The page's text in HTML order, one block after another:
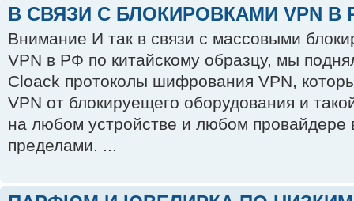
В СВЯЗИ С БЛОКИРОВКАМИ VPN В
Внимание И так в связи с массовыми
VPN в РФ по китайскому образцу, мы
Cloack протоколы шифрования VPN,
VPN от блокируещего оборудования и
на любом устройстве и любом провайдере
пределами. ...